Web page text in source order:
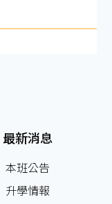
最新消息
本班公告
升學情報